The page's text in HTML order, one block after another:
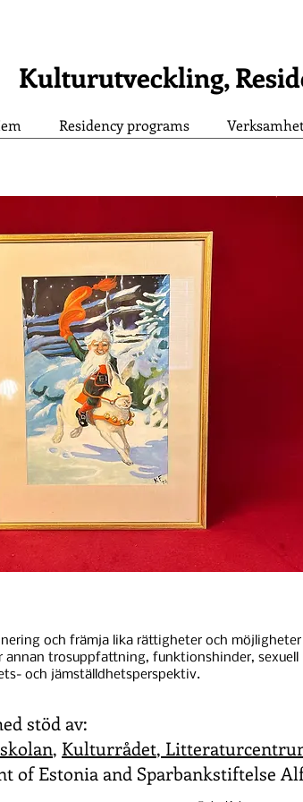
Kulturutveckling,
Residency programs
och främja lika rättigheter och
trosuppfattning, funktionshinder,
och jämställdhetsperspektiv.
stöd av:
, Kulturrådet,
of Estonia and Sparbankstiftelse